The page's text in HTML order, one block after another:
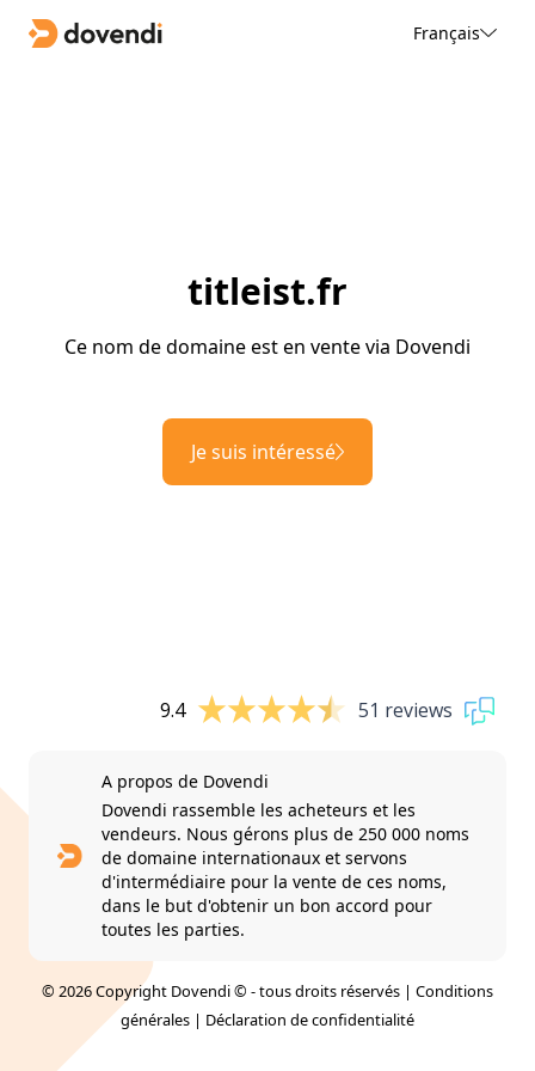
Français
titleist.fr
Ce nom de domaine est en vente via Dovendi
Je suis intéressé
9.4 51 reviews
A propos de Dovendi
Dovendi rassemble les acheteurs et les
vendeurs. Nous gérons plus de 250 000 noms
de domaine internationaux et servons
d'intermédiaire pour la vente de ces noms,
dans le but d'obtenir un bon accord pour
toutes les parties.
© 2026 Copyright Dovendi © - tous droits réservés | Conditions
générales | Déclaration de confidentialité